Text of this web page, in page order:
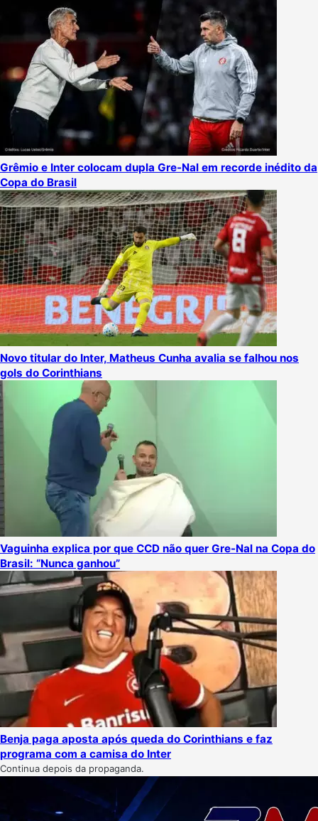
Grêmio e Inter colocam dupla Gre-Nal em recorde inédito da
Copa do Brasil
Novo titular do Inter, Matheus Cunha avalia se falhou nos
gols do Corinthians
Vaguinha explica por que CCD não quer Gre-Nal na Copa do
Brasil: “Nunca ganhou”
Benja paga aposta após queda do Corinthians e faz
programa com a camisa do Inter
Continua depois da propaganda.